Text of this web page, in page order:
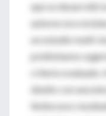
que se desarrolló
autores era
un estudio multi-
preliminares
criterio evaluado.
diseño con una
limita esos